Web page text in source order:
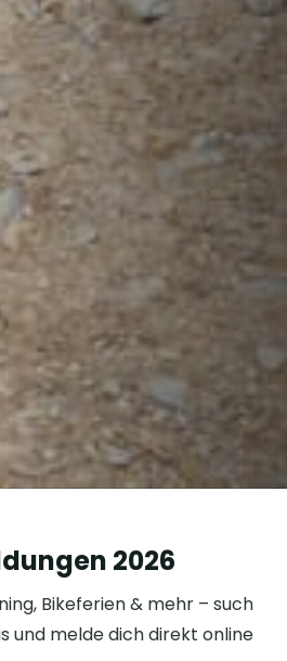
2026
Bikeferien & mehr – such
und melde dich direkt online